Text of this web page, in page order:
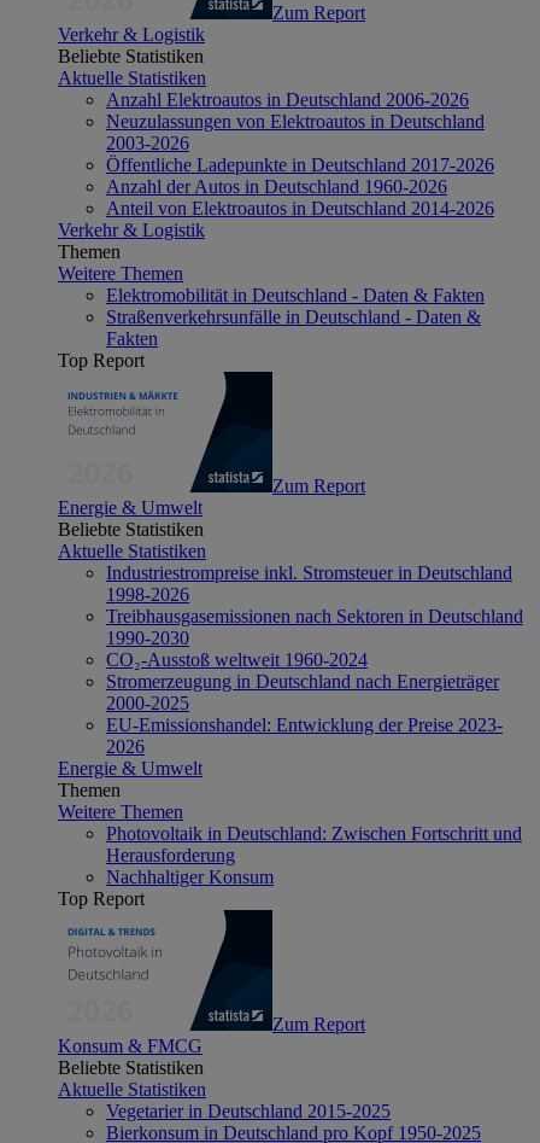
Zum Report
Verkehr & Logistik
Beliebte Statistiken
Aktuelle Statistiken
Anzahl Elektroautos in Deutschland 2006-2026
Neuzulassungen von Elektroautos in Deutschland
2003-2026
Öffentliche Ladepunkte in Deutschland 2017-2026
Anzahl der Autos in Deutschland 1960-2026
Anteil von Elektroautos in Deutschland 2014-2026
Verkehr & Logistik
Themen
Weitere Themen
Elektromobilität in Deutschland - Daten & Fakten
Straßenverkehrsunfälle in Deutschland - Daten &
Fakten
Top Report
Zum Report
Energie & Umwelt
Beliebte Statistiken
Aktuelle Statistiken
Industriestrompreise inkl. Stromsteuer in Deutschland
1998-2026
Treibhausgasemissionen nach Sektoren in Deutschland
1990-2030
CO₂-Ausstoß weltweit 1960-2024
Stromerzeugung in Deutschland nach Energieträger
2000-2025
EU-Emissionshandel: Entwicklung der Preise 2023-
2026
Energie & Umwelt
Themen
Weitere Themen
Photovoltaik in Deutschland: Zwischen Fortschritt und
Herausforderung
Nachhaltiger Konsum
Top Report
Zum Report
Konsum & FMCG
Beliebte Statistiken
Aktuelle Statistiken
Vegetarier in Deutschland 2015-2025
Bierkonsum in Deutschland pro Kopf 1950-2025